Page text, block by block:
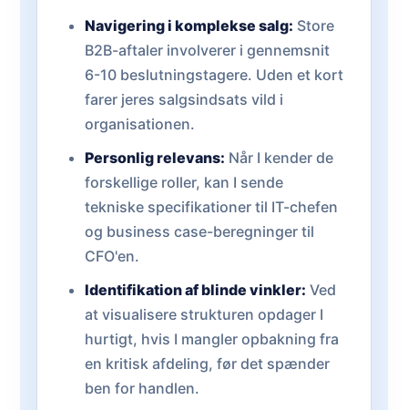
Navigering i komplekse salg: Store
B2B-aftaler involverer i gennemsnit
6-10 beslutningstagere. Uden et kort
farer jeres salgsindsats vild i
organisationen.
Personlig relevans: Når I kender de
forskellige roller, kan I sende
tekniske specifikationer til IT-chefen
og business case-beregninger til
CFO'en.
Identifikation af blinde vinkler: Ved
at visualisere strukturen opdager I
hurtigt, hvis I mangler opbakning fra
en kritisk afdeling, før det spænder
ben for handlen.